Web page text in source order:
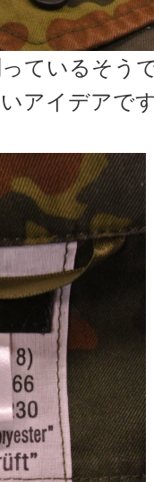
ているそう
アイデアで